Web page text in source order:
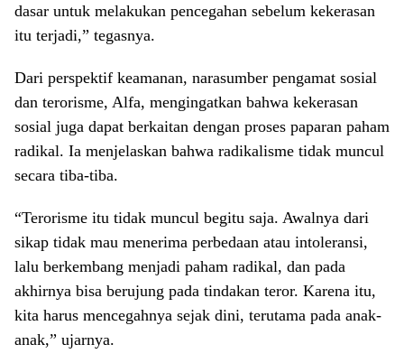
dasar untuk melakukan pencegahan sebelum kekerasan
itu terjadi,” tegasnya.
Dari perspektif keamanan, narasumber pengamat sosial
dan terorisme, Alfa, mengingatkan bahwa kekerasan
sosial juga dapat berkaitan dengan proses paparan paham
radikal. Ia menjelaskan bahwa radikalisme tidak muncul
secara tiba-tiba.
“Terorisme itu tidak muncul begitu saja. Awalnya dari
sikap tidak mau menerima perbedaan atau intoleransi,
lalu berkembang menjadi paham radikal, dan pada
akhirnya bisa berujung pada tindakan teror. Karena itu,
kita harus mencegahnya sejak dini, terutama pada anak-
anak,” ujarnya.